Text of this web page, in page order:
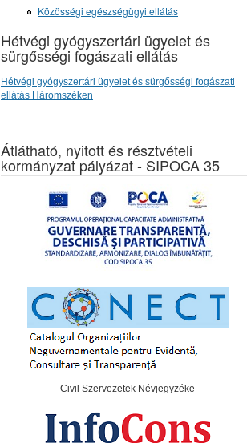
Közösségi egészségügyi ellátás
Hétvégi gyógyszertári ügyelet és
sürgősségi fogászati ellátás
Hétvégi gyógyszertári ügyelet és sürgősségi fogászati
ellátás Háromszéken
Átlátható, nyitott és résztvételi
kormányzat pályázat - SIPOCA 35
Civil Szervezetek Névjegyzéke